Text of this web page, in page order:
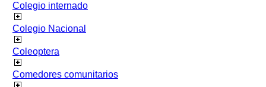
Colegio internado
Colegio Nacional
Coleoptera
Comedores comunitarios